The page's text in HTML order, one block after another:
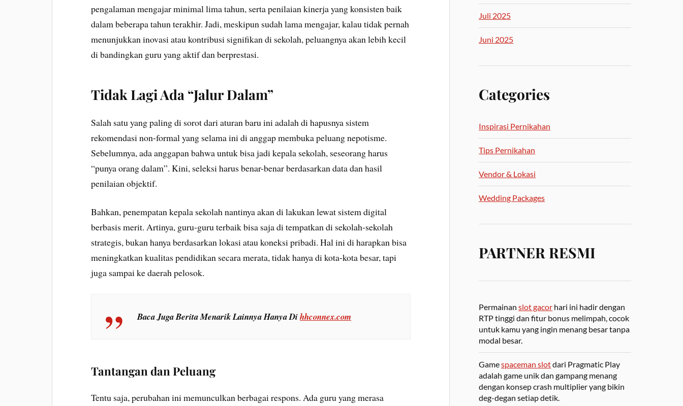
pengalaman mengajar minimal lima tahun, serta penilaian kinerja yang konsisten baik
dalam beberapa tahun terakhir. Jadi, meskipun sudah lama mengajar, kalau tidak pernah
menunjukkan inovasi atau kontribusi signifikan di sekolah, peluangnya akan lebih kecil
di bandingkan guru yang aktif dan berprestasi.
Tidak Lagi Ada “Jalur Dalam”
Salah satu yang paling di sorot dari aturan baru ini adalah di hapusnya sistem
rekomendasi non-formal yang selama ini di anggap membuka peluang nepotisme.
Sebelumnya, ada anggapan bahwa untuk bisa jadi kepala sekolah, seseorang harus
“punya orang dalam”. Kini, seleksi harus benar-benar berdasarkan data dan hasil
penilaian objektif.
Bahkan, penempatan kepala sekolah nantinya akan di lakukan lewat sistem digital
berbasis merit. Artinya, guru-guru terbaik bisa saja di tempatkan di sekolah-sekolah
strategis, bukan hanya berdasarkan lokasi atau koneksi pribadi. Hal ini di harapkan bisa
meningkatkan kualitas pendidikan secara merata, tidak hanya di kota-kota besar, tapi
juga sampai ke daerah pelosok.
Baca Juga Berita Menarik Lainnya Hanya Dihhconnex.com
Tantangan dan Peluang
Tentu saja, perubahan ini memunculkan berbagai respons. Ada guru yang merasa
Juli 2025
Juni 2025
Categories
Inspirasi Pernikahan
Tips Pernikahan
Vendor & Lokasi
Wedding Packages
PARTNER RESMI
Permainanslot gacor hari ini hadir dengan
RTP tinggi dan fitur bonus melimpah, cocok
untuk kamu yang ingin menang besar tanpa
modal besar.
Gamespaceman slotdari Pragmatic Play
adalah game unik dan gampang menang
dengan konsep crash multiplier yang bikin
deg-degan setiap detik.